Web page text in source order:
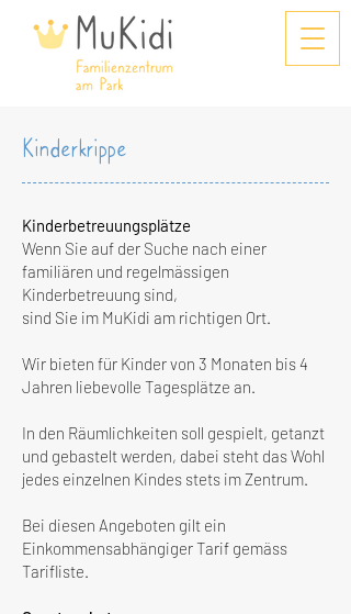
Kinderkrippe
Kinderbetreuungsplätze
Wenn Sie auf der Suche nach einer
familiären und regelmässigen
Kinderbetreuung sind,
sind Sie im MuKidi am richtigen Ort.
Wir bieten für Kinder von 3 Monaten bis 4
Jahren liebevolle Tagesplätze an.
In den Räumlichkeiten soll gespielt, getanzt
und gebastelt werden, dabei steht das Wohl
jedes einzelnen Kindes stets im Zentrum.
Bei diesen Angeboten gilt ein
Einkommensabhängiger Tarif gemäss
Tarifliste.